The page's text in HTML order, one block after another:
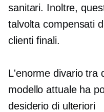
sanitari. Inoltre,
talvolta compensati
clienti finali.
L'enorme divario tra
modello attuale ha
desiderio di ulteriori